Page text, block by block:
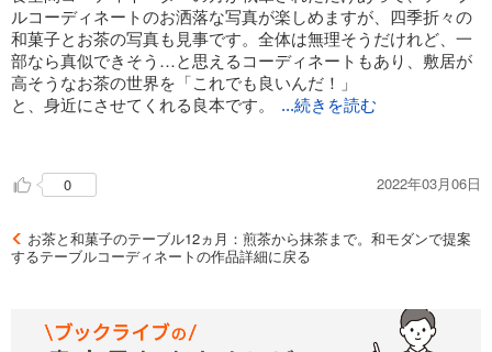
ルコーディネートのお洒落な写真が楽しめますが、四季折々の
和菓子とお茶の写真も見事です。全体は無理そうだけれど、一
部なら真似できそう…と思えるコーディネートもあり、敷居が
高そうなお茶の世界を「これでも良いんだ！」
と、身近にさせてくれる良本です。
...続きを読む
の折に挑戦してみたいと思いました。
0 2022年03月06日
お茶と和菓子のテーブル12ヵ月：煎茶から抹茶まで。和モダンで提案
するテーブルコーディネートの作品詳細に戻る